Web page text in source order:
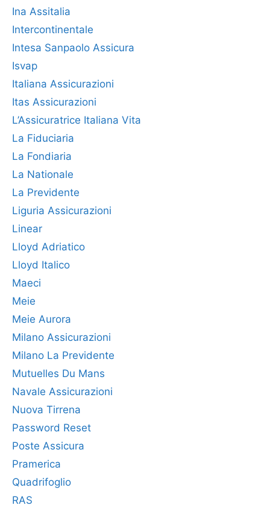
Ina Assitalia
Intercontinentale
Intesa Sanpaolo Assicura
Isvap
Italiana Assicurazioni
Itas Assicurazioni
L’Assicuratrice Italiana Vita
La Fiduciaria
La Fondiaria
La Nationale
La Previdente
Liguria Assicurazioni
Linear
Lloyd Adriatico
Lloyd Italico
Maeci
Meie
Meie Aurora
Milano Assicurazioni
Milano La Previdente
Mutuelles Du Mans
Navale Assicurazioni
Nuova Tirrena
Password Reset
Poste Assicura
Pramerica
Quadrifoglio
RAS